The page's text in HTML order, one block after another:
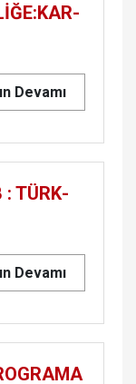
Devamı
: TÜRK­
Devamı